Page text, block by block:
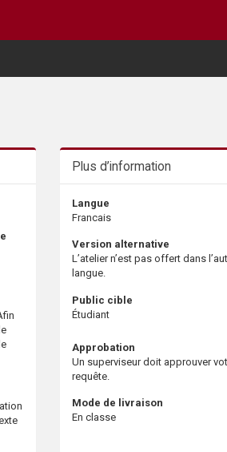
Plus d’information
Langue
Francais
Version alternative
L’atelier n’est pas offert dans
langue.
Public cible
Étudiant
Approbation
Un superviseur doit approuver
requête.
Mode de livraison
En classe